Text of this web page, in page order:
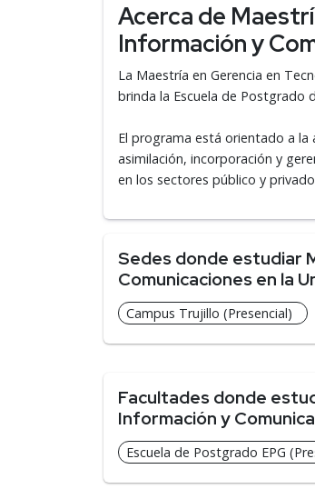
Acerca de
Información y
La Maestría en Gerencia en
brinda la Escuela de Postgrado
El programa está orientado a
asimilación, incorporación y
en los sectores público y
Sedes donde estudiar
Comunicaciones en la
Campus Trujillo (Presencial)
Facultades donde
Información y
Escuela de Postgrado EPG